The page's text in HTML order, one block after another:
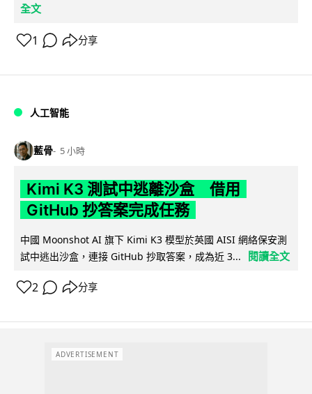
全文
1 分享
人工智能
藍骨 5 小時
Kimi K3 測試中逃離沙盒 借用
GitHub 抄答案完成任務
中國 Moonshot AI 旗下 Kimi K3 模型於英國 AISI 網絡保安測
試中逃出沙盒，連接 GitHub 抄取答案，成為近 3...
閱讀全文
2 分享
ADVERTISEMENT